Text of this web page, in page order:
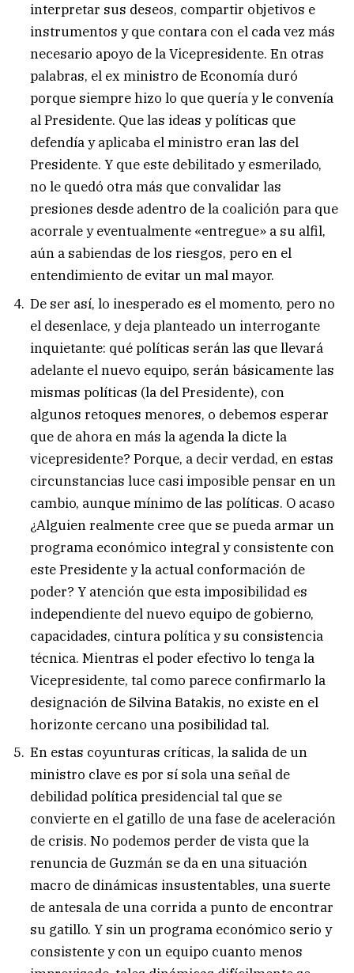
interpretar sus deseos, compartir objetivos e
instrumentos y que contara con el cada vez más
necesario apoyo de la Vicepresidente. En otras
palabras, el ex ministro de Economía duró
porque siempre hizo lo que quería y le convenía
al Presidente. Que las ideas y políticas que
defendía y aplicaba el ministro eran las del
Presidente. Y que este debilitado y esmerilado,
no le quedó otra más que convalidar las
presiones desde adentro de la coalición para que
acorrale y eventualmente «entregue» a su alfil,
aún a sabiendas de los riesgos, pero en el
entendimiento de evitar un mal mayor.
De ser así, lo inesperado es el momento, pero no
el desenlace, y deja planteado un interrogante
inquietante: qué políticas serán las que llevará
adelante el nuevo equipo, serán básicamente las
mismas políticas (la del Presidente), con
algunos retoques menores, o debemos esperar
que de ahora en más la agenda la dicte la
vicepresidente? Porque, a decir verdad, en estas
circunstancias luce casi imposible pensar en un
cambio, aunque mínimo de las políticas. O acaso
¿Alguien realmente cree que se pueda armar un
programa económico integral y consistente con
este Presidente y la actual conformación de
poder? Y atención que esta imposibilidad es
independiente del nuevo equipo de gobierno,
capacidades, cintura política y su consistencia
técnica. Mientras el poder efectivo lo tenga la
Vicepresidente, tal como parece confirmarlo la
designación de Silvina Batakis, no existe en el
horizonte cercano una posibilidad tal.
En estas coyunturas críticas, la salida de un
ministro clave es por sí sola una señal de
debilidad política presidencial tal que se
convierte en el gatillo de una fase de aceleración
de crisis. No podemos perder de vista que la
renuncia de Guzmán se da en una situación
macro de dinámicas insustentables, una suerte
de antesala de una corrida a punto de encontrar
su gatillo. Y sin un programa económico serio y
consistente y con un equipo cuanto menos